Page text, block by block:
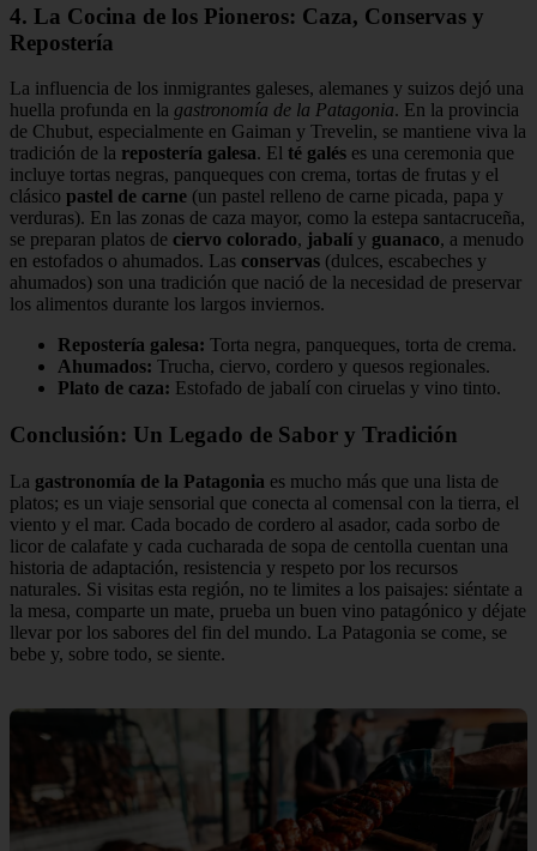
4. La Cocina de los Pioneros: Caza, Conservas y
Repostería
La influencia de los inmigrantes galeses, alemanes y suizos dejó una
huella profunda en la gastronomía de la Patagonia. En la provincia
de Chubut, especialmente en Gaiman y Trevelin, se mantiene viva la
tradición de la repostería galesa. El té galés es una ceremonia que
incluye tortas negras, panqueques con crema, tortas de frutas y el
clásico pastel de carne (un pastel relleno de carne picada, papa y
verduras). En las zonas de caza mayor, como la estepa santacruceña,
se preparan platos de ciervo colorado, jabalí y guanaco, a menudo
en estofados o ahumados. Las conservas (dulces, escabeches y
ahumados) son una tradición que nació de la necesidad de preservar
los alimentos durante los largos inviernos.
Repostería galesa: Torta negra, panqueques, torta de crema.
Ahumados: Trucha, ciervo, cordero y quesos regionales.
Plato de caza: Estofado de jabalí con ciruelas y vino tinto.
Conclusión: Un Legado de Sabor y Tradición
La gastronomía de la Patagonia es mucho más que una lista de
platos; es un viaje sensorial que conecta al comensal con la tierra, el
viento y el mar. Cada bocado de cordero al asador, cada sorbo de
licor de calafate y cada cucharada de sopa de centolla cuentan una
historia de adaptación, resistencia y respeto por los recursos
naturales. Si visitas esta región, no te limites a los paisajes: siéntate a
la mesa, comparte un mate, prueba un buen vino patagónico y déjate
llevar por los sabores del fin del mundo. La Patagonia se come, se
bebe y, sobre todo, se siente.